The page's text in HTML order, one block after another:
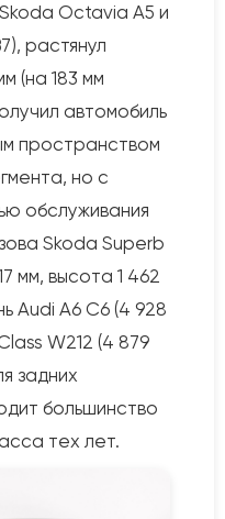
Octavia A5 и
растянул
(на 183 мм
автомобиль
пространством
но с
обслуживания
Skoda Superb
мм, высота 1 462
Audi A6 C6 (4 928
W212 (4 879
задних
большинство
тех лет.